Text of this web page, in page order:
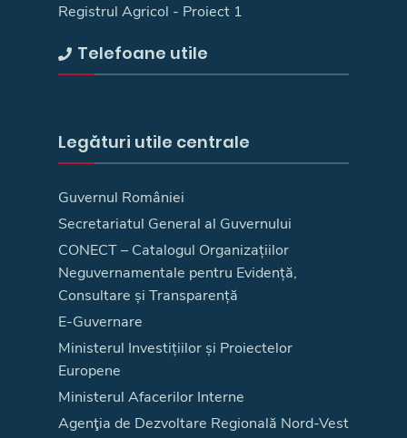
Registrul Agricol - Proiect 1
Telefoane utile
Legături utile centrale
Guvernul României
Secretariatul General al Guvernului
CONECT – Catalogul Organizațiilor
Neguvernamentale pentru Evidență,
Consultare și Transparență
E-Guvernare
Ministerul Investițiilor și Proiectelor
Europene
Ministerul Afacerilor Interne
Agenţia de Dezvoltare Regională Nord-Vest